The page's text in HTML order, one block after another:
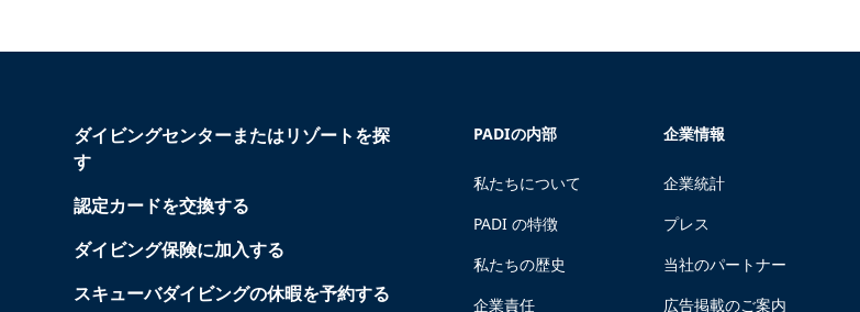
ダイビングセンターまたはリゾートを探
す
認定カードを交換する
ダイビング保険に加入する
スキューバダイビングの休暇を予約する
PADIの内部
私たちについて
PADI の特徴
私たちの歴史
企業責任
企業情報
企業統計
プレス
当社のパートナー
広告掲載のご案内